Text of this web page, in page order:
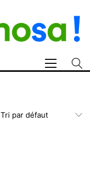
Tri par défaut